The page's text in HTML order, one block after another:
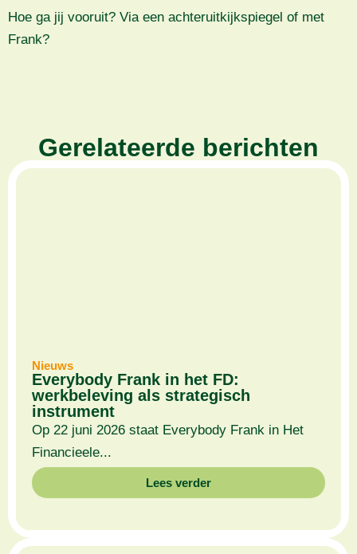
Hoe ga jij vooruit? Via een achteruitkijkspiegel of met
Frank?
Gerelateerde berichten
Nieuws
Everybody Frank in het FD:
werkbeleving als strategisch
instrument
Op 22 juni 2026 staat Everybody Frank in Het
Financieele...
Lees verder